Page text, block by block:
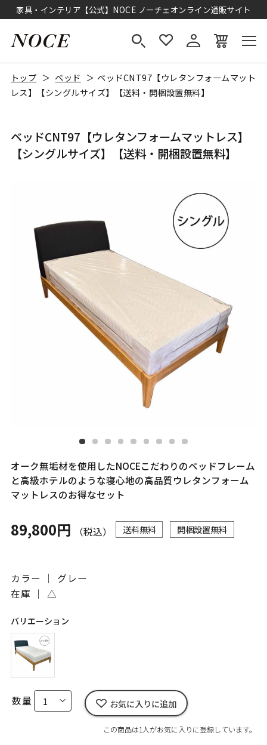
家具・インテリア【公式】NOCE ノーチェオンライン通販サイト
トップ ベッド
ベッドCNT97【ウレタンフォームマット
レス】【シングルサイズ】【送料・開梱設置無料】
ベッドCNT97【ウレタンフォームマットレス】
【シングルサイズ】【送料・開梱設置無料】
オーク無垢材を使用したNOCEこだわりのベッドフレーム
と高級ホテルのような寝心地の高品質ウレタンフォーム
マットレスのお得なセット
89,800円 （税込） 送料無料 開梱設置無料
カラー ｜ グレー
在庫 ｜ △
バリエーション
数量 お気に入りに追加
この商品は1人がお気に入りに登録しています。